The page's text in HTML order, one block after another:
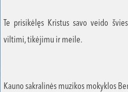
Te prisikėlęs Kristus savo veido
viltimi, tikėjimu ir meile.
Kauno sakralinės muzikos mokyklos